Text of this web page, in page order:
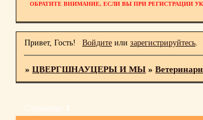
ОБРАТИТЕ ВНИМАНИЕ, ЕСЛИ ВЫ ПРИ РЕГИСТРАЦИИ
Привет, Гость! Войдитеили зарегистрируйтесь.
»ЦВЕРГШНАУЦЕРЫ И МЫ »
Страница: 1